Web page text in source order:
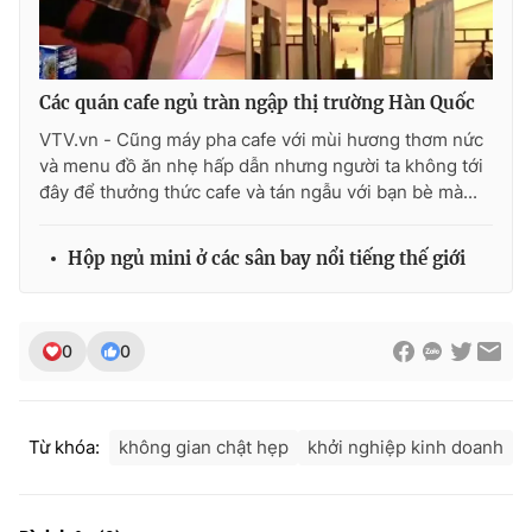
THỜI BÁO VTV
Giấy phép hoạt động báo in và báo điện tử số 483/GP-BTTTT
Phó Tổng Biên tập: Nguyễn Thị Mỹ Hạnh, Phạm Quốc Thắng,
Các quán cafe ngủ tràn ngập thị trường Hàn Quốc
VTV.vn - Cũng máy pha cafe với mùi hương thơm nức
và menu đồ ăn nhẹ hấp dẫn nhưng người ta không tới
đây để thưởng thức cafe và tán ngẫu với bạn bè mà...
Hộp ngủ mini ở các sân bay nổi tiếng thế giới
0 0
Từ khóa: không gian chật hẹp khởi nghiệp kinh doanh